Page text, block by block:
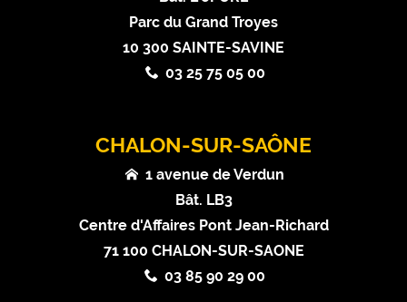
Parc du Grand Troyes
10 300 SAINTE-SAVINE
03 25 75 05 00
CHALON-SUR-SAÔNE
1 avenue de Verdun
Bât. LB3
Centre d'Affaires Pont Jean-Richard
71 100 CHALON-SUR-SAONE
03 85 90 29 00